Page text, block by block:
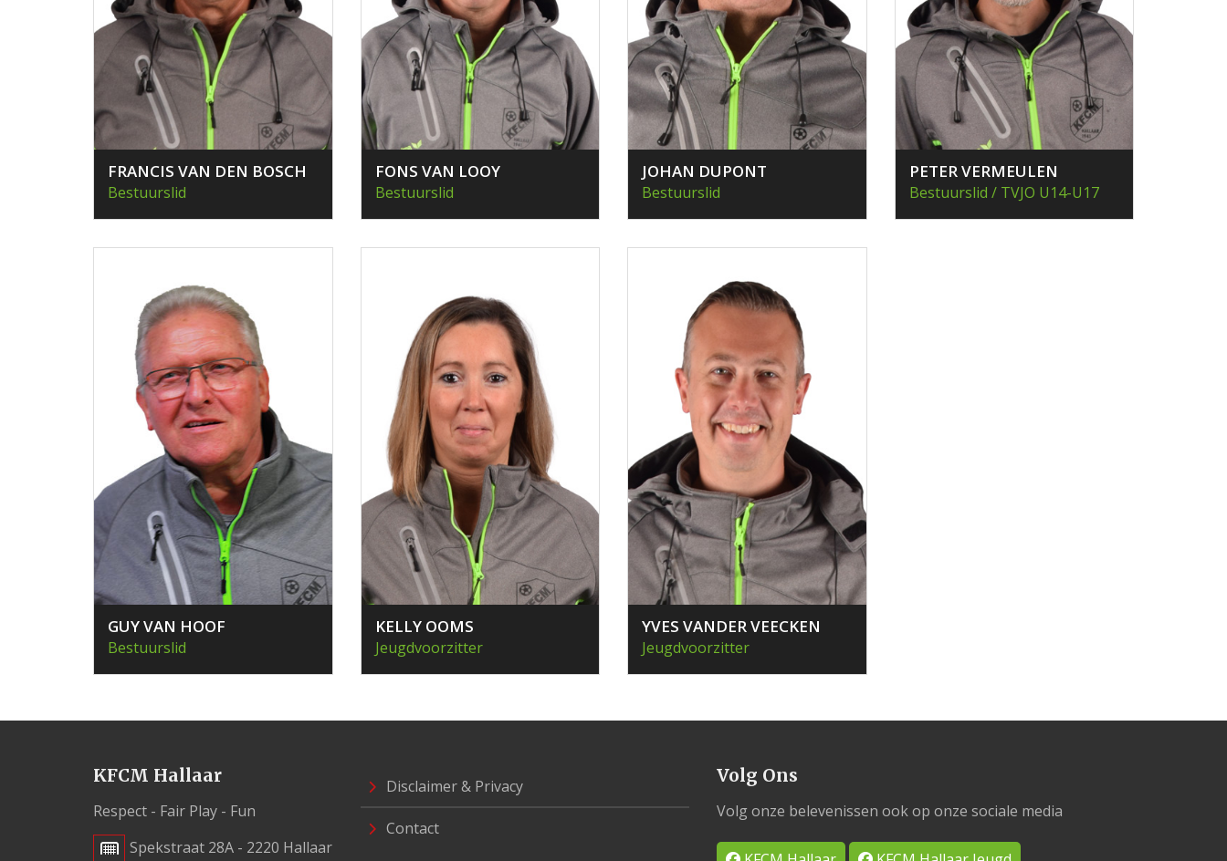
FRANCIS VAN DEN BOSCH
Bestuurslid
FONS VAN LOOY
Bestuurslid
JOHAN DUPONT
Bestuurslid
PETER VERMEULEN
Bestuurslid / TVJO U14-U17
GUY VAN HOOF
Bestuurslid
KELLY OOMS
Jeugdvoorzitter
YVES VANDER VEECKEN
Jeugdvoorzitter
KFCM Hallaar
Respect - Fair Play - Fun
Spekstraat 28A - 2220 Hallaar
Disclaimer & Privacy
Contact
Volg Ons
Volg onze belevenissen ook op onze sociale media